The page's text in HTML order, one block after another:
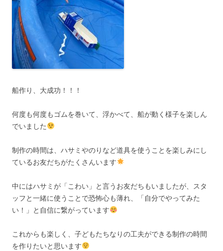
船作り、大成功！！！
何度も何度もゴムを巻いて、浮かべて、船が動く様子を楽しん
でいました
制作の時間は、ハサミやのりなど道具を使うことを楽しみにし
ているお友だちがたくさんいます
中にはハサミが「こわい」と言うお友だちもいましたが、スタ
ッフと一緒に使うことで恐怖心も薄れ、「自分でやってみた
い！」と自信に繋がっています
これからも楽しく、子どもたちなりの工夫ができる制作の時間
を作りたいと思います